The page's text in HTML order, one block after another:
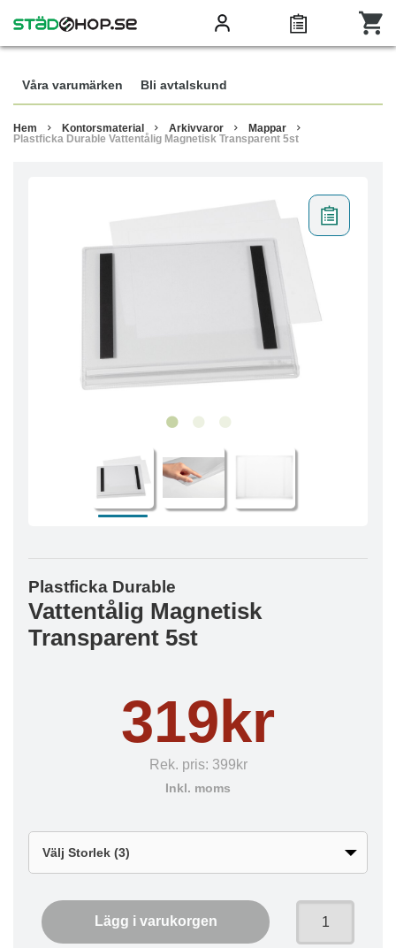
Våra varumärken Bli avtalskund
Hem Kontorsmaterial Arkivvaror
Mappar
Plastficka Durable Vattentålig Magnetisk Transparent 5st
Plastficka Durable
Vattentålig Magnetisk
Transparent 5st
319kr
Rek. pris: 399kr
Inkl. moms
Lägg i varukorgen